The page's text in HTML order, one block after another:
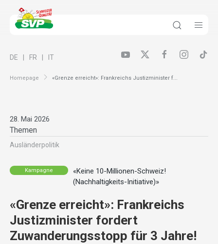
Homepage «Grenze erreicht»: Frankreichs Justizminister f...
DE FR IT
28. Mai 2026
Themen
Ausländer­politik
Kampagne
«Keine 10-Millionen-Schweiz!
(Nachhaltigkeits-Initiative)»
«Grenze erreicht»: Frankreichs
Justizminister fordert
Zuwanderungsstopp für 3 Jahre!